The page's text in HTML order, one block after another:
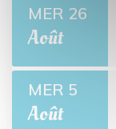
MER 26
Août
MER 5
Août